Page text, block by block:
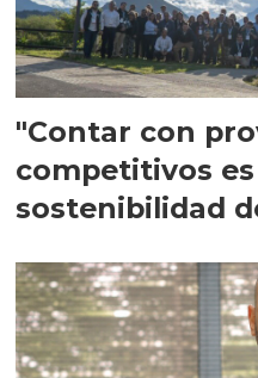
"Contar con
competitivos
sostenibilidad